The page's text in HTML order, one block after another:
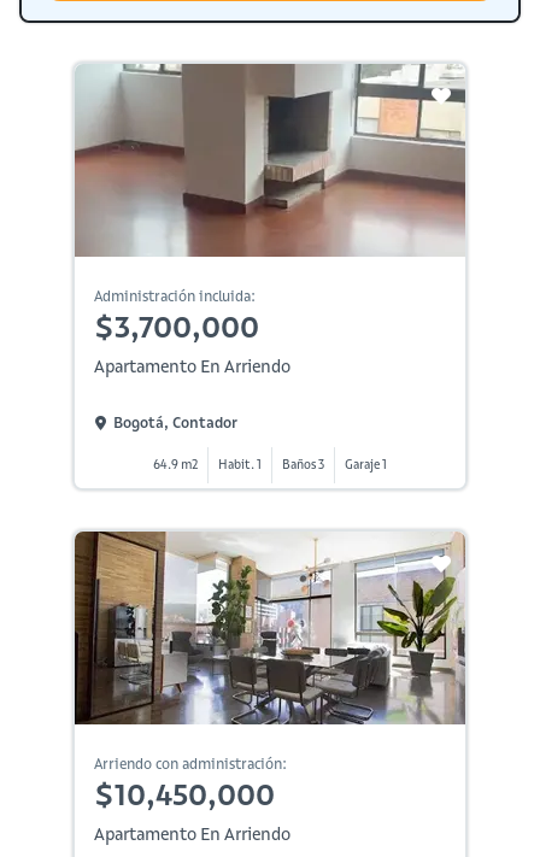
Administración incluida:
$3,700,000
Apartamento En Arriendo
Bogotá, Contador
64.9 m2 Habit. 1 Baños 3 Garaje 1
Arriendo con administración:
$10,450,000
Apartamento En Arriendo